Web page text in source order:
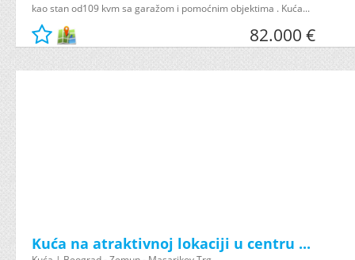
kao stan od109 kvm sa garažom i pomoćnim objektima . Kuća...
82.000 €
Kuća na atraktivnoj lokaciji u centru ...